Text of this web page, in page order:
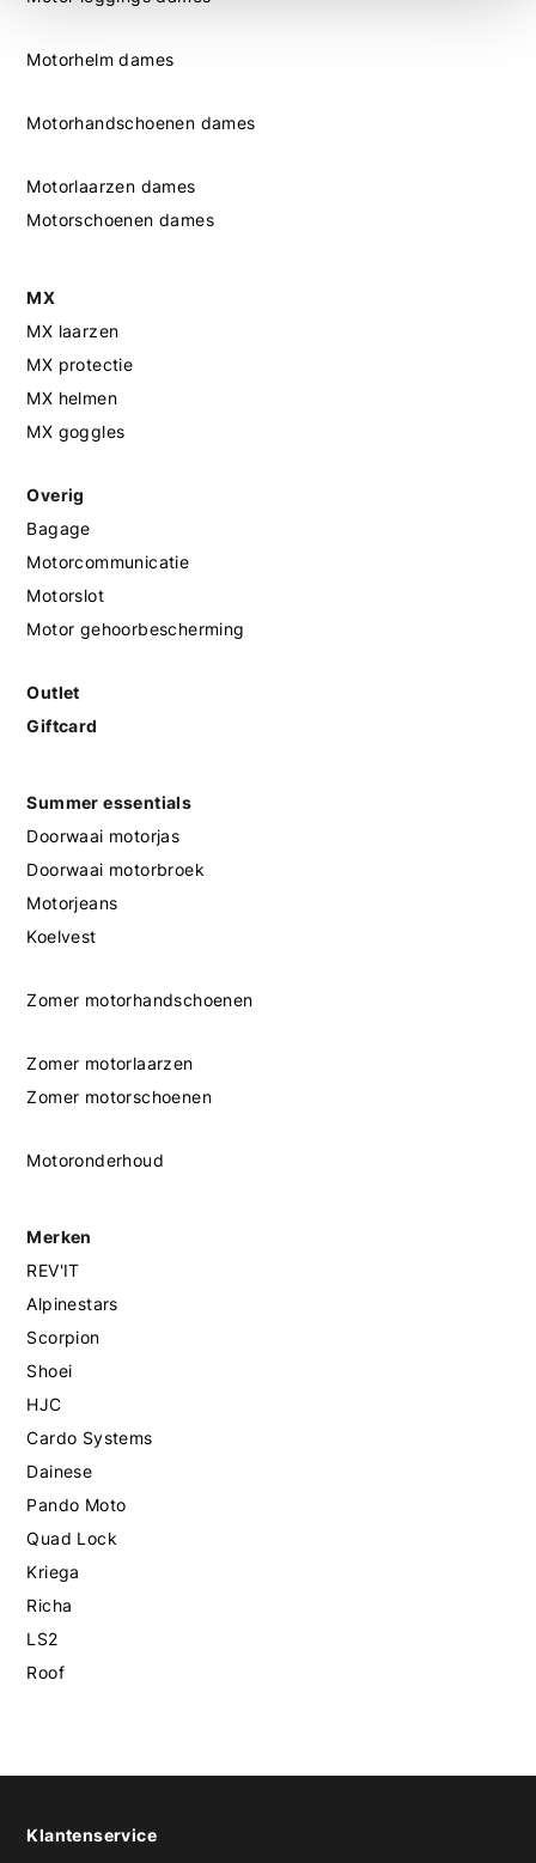
Motorhelm dames
Motorhandschoenen dames
Motorlaarzen dames
Motorschoenen dames
MX
MX laarzen
MX protectie
MX helmen
MX goggles
Overig
Bagage
Motorcommunicatie
Motorslot
Motor gehoorbescherming
Outlet
Giftcard
Summer essentials
Doorwaai motorjas
Doorwaai motorbroek
Motorjeans
Koelvest
Zomer motorhandschoenen
Zomer motorlaarzen
Zomer motorschoenen
Motoronderhoud
Merken
REV'IT
Alpinestars
Scorpion
Shoei
HJC
Cardo Systems
Dainese
Pando Moto
Quad Lock
Kriega
Richa
LS2
Roof
Klantenservice